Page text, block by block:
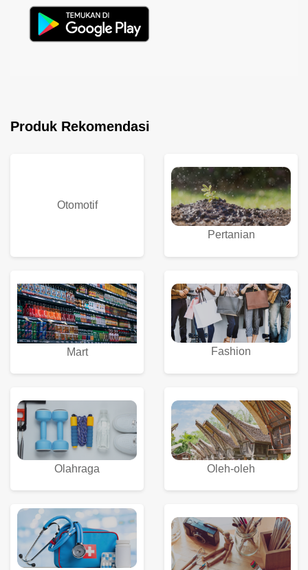
Produk Rekomendasi
Otomotif
Pertanian
Mart Fashion
Olahraga Oleh-oleh